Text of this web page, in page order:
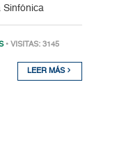
Sinfónica
• VISITAS: 3145
LEER MÁS